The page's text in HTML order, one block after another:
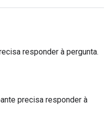
responder à pergunta.
precisa responder à